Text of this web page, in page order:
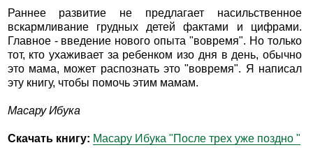
Раннее развитие не предлагает насильственное
вскармливание грудных детей фактами и цифрами.
Главное - введение нового опыта "вовремя". Но только
тот, кто ухаживает за ребенком изо дня в день, обычно
это мама, может распознать это "вовремя". Я написал
эту книгу, чтобы помочь этим мамам.
Масару Ибука
Скачать книгу: Масару Ибука "После трех уже поздно "